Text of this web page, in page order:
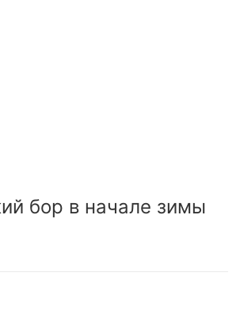
бор в начале зимы